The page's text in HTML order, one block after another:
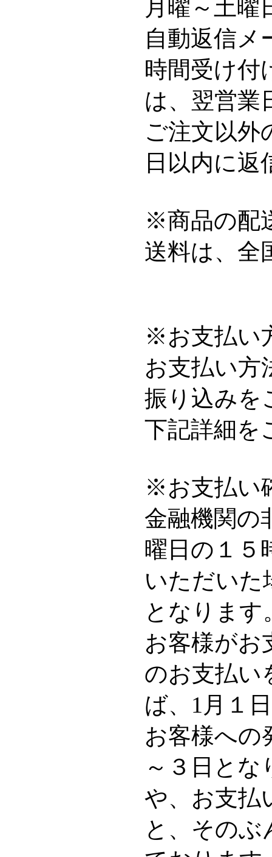
月曜～土
自動返信メ
時間受け付
は、翌営業
ご注文以外
日以内に
※商品の配
送料は、全
※お支払い
お支払い方
振り込みを
下記詳細を
※お支払い
金融機関の
曜日の１５
いただいた
となります
お客様がお
のお支払い
ば、1月１
お客様への
～３日と
や、お支払
と、そのぶ